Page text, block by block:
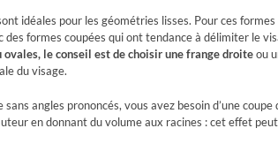
idéales pour les géométries lisses. Pour ces
des formes coupées qui ont tendance à délimiter le
ovales, le conseil est de choisir une frange droiteou
du visage.
sans angles prononcés, vous avez besoin d’une
en donnant du volume aux racines : cet effet